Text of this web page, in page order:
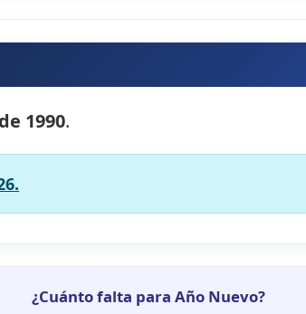
1990.
¿Cuánto falta para Año Nuevo?